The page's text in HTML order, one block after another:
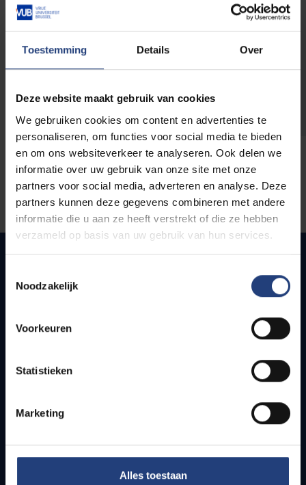
Toestemming Details Over
Deze website maakt gebruik van cookies
We gebruiken cookies om content en advertenties te
personaliseren, om functies voor social media te bieden
en om ons websiteverkeer te analyseren. Ook delen we
informatie over uw gebruik van onze site met onze
partners voor social media, adverteren en analyse. Deze
partners kunnen deze gegevens combineren met andere
informatie die u aan ze heeft verstrekt of die ze hebben
verzameld op basis van uw gebruik van hun services.
Noodzakelijk
Voorkeuren
Statistieken
Marketing
Alles toestaan
The full URL of the page where you encountered the error.
Quick links
How to get to the VUB campuses